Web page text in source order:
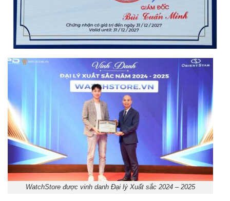
WatchStore được vinh danh Đại lý Xuất sắc 2024 – 2025